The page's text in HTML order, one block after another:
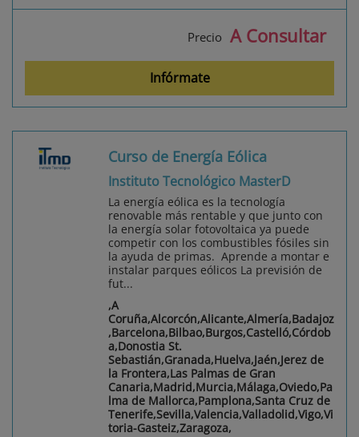
Precio A Consultar
Infórmate
Curso de Energía Eólica
Instituto Tecnológico MasterD
La energía eólica es la tecnología
renovable más rentable y que junto con
la energía solar fotovoltaica ya puede
competir con los combustibles fósiles sin
la ayuda de primas. Aprende a montar e
instalar parques eólicos La previsión de
fut...
,A
Coruña,Alcorcón,Alicante,Almería,Badajoz
,Barcelona,Bilbao,Burgos,Castelló,Córdob
a,Donostia St.
Sebastián,Granada,Huelva,Jaén,Jerez de
la Frontera,Las Palmas de Gran
Canaria,Madrid,Murcia,Málaga,Oviedo,Pa
lma de Mallorca,Pamplona,Santa Cruz de
Tenerife,Sevilla,Valencia,Valladolid,Vigo,Vi
toria-Gasteiz,Zaragoza,